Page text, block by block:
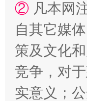
② 凡本网
自其它媒
策及文化
竞争，对
实意义；